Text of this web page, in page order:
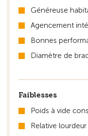
Généreuse
Agencement
Bonnes
Diamètre de
Faiblesses
Poids à vide
Relative